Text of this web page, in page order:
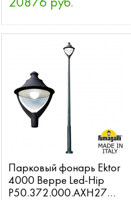
20876 руб.
Парковый фонарь Ektor
4000 Beppe Led-Hip
P50.372.000.AXH27